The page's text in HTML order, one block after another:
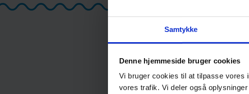
Samtykke
Denne hjemmeside bruger cookies
Vi bruger cookies til at tilpasse vores
vores trafik. Vi deler også
• To træningspas
• Personlig
•